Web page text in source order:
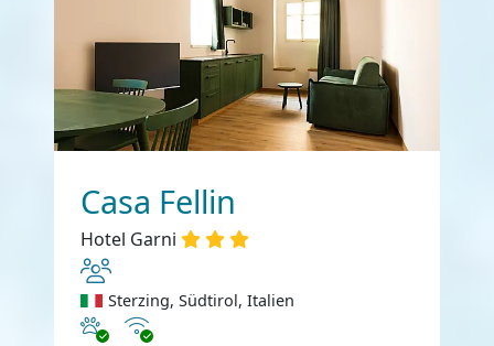
Casa Fellin
Hotel Garni
Sterzing, Südtirol, Italien
Haustiere erlaubt
Internet